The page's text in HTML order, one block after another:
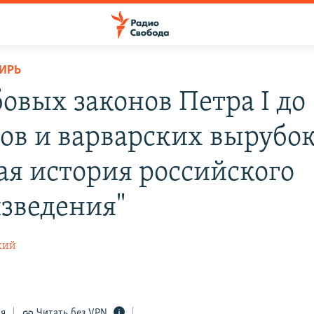
законов Петра I до
и варварских
история российского